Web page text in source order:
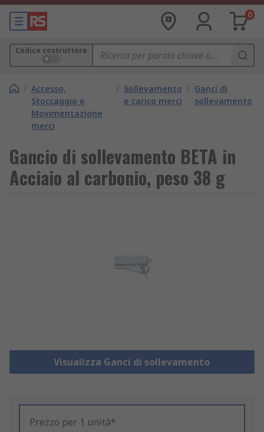
0
Codice costruttore
/ Accesso,
Stoccaggio e
Movimentazione
merci
/ Sollevamento
e carico merci
/ Ganci di
sollevamento
Gancio di sollevamento BETA in
Acciaio al carbonio, peso 38 g
Visualizza Ganci di sollevamento
Prezzo per 1 unità*